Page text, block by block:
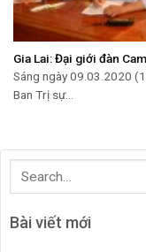
Gia Lai: Đại giới đàn
Sáng ngày 09.03.2020
Ban Trị sự...
Bài viết mới